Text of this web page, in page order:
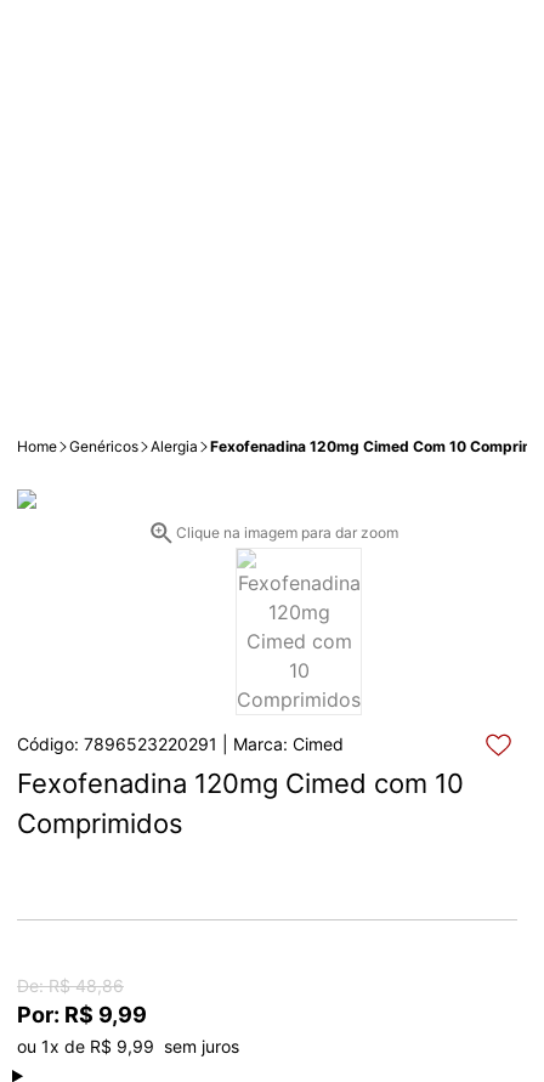
Home Genéricos Alergia Fexofenadina 120mg Cimed Com 10
Clique na imagem para dar zoom
Código: 7896523220291 | Marca: Cimed
Fexofenadina 120mg Cimed com 10
Comprimidos
De: R$ 48,86
Por: R$ 9,99
ou 1x de R$ 9,99  sem juros